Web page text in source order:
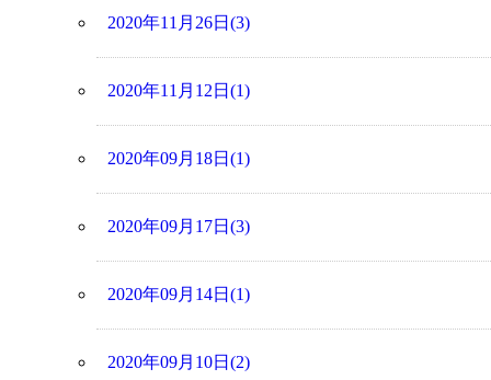
2020年11月26日(3)
2020年11月12日(1)
2020年09月18日(1)
2020年09月17日(3)
2020年09月14日(1)
2020年09月10日(2)